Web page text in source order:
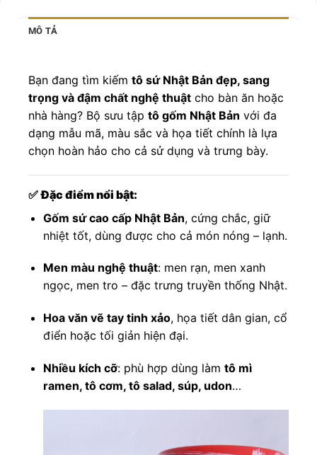
MÔ TẢ
Bạn đang tìm kiếm tô sứ Nhật Bản đẹp, sang
trọng và đậm chất nghệ thuật cho bàn ăn hoặc
nhà hàng? Bộ sưu tập tô gốm Nhật Bản với đa
dạng mẫu mã, màu sắc và họa tiết chính là lựa
chọn hoàn hảo cho cả sử dụng và trưng bày.
✅Đặc điểm nổi bật:
Gốm sứ cao cấp Nhật Bản, cứng chắc, giữ
nhiệt tốt, dùng được cho cả món nóng – lạnh.
Men màu nghệ thuật: men rạn, men xanh
ngọc, men tro – đặc trưng truyền thống Nhật.
Hoa văn vẽ tay tinh xảo, họa tiết dân gian, cổ
điển hoặc tối giản hiện đại.
Nhiều kích cỡ: phù hợp dùng làm tô mì
ramen, tô cơm, tô salad, súp, udon…